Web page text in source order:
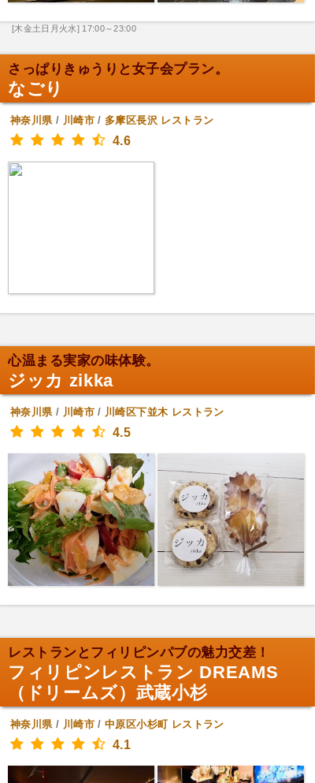
[木金土日月火水] 17:00～23:00
さっぱりきゅうりと女子会プラン。
なごり
神奈川県/ 川崎市/ 多摩区長沢 レストラン
4.6
心温まる実家の味体験。
ジッカ zikka
神奈川県/ 川崎市/ 川崎区下並木 レストラン
4.5
レストランとフィリピンパブの魅力交差！
フィリピンレストラン DREAMS
（ドリームズ）武蔵小杉
神奈川県/ 川崎市/中原区小杉町 レストラン
4.1